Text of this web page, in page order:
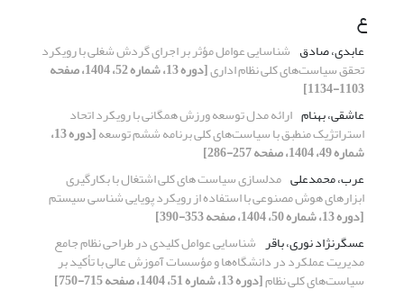
ع
عابدی، صادق شناسایی عوامل مؤثر بر اجرای گردش شغلی با رویکرد
تحقق سیاست‌های کلی نظام اداری [دوره 13، شماره 52، 1404، صفحه
1103-1134]
عاشقی، بهنام ارائه مدل توسعه ورزش همگانی با رویکرد اتحاد
استراتژیک منطبق با سیاست‌های کلی برنامه ششم توسعه [دوره 13،
شماره 49، 1404، صفحه 257-286]
عرب، محمدعلی مدلسازی سیاست های کلی اشتغال با بکارگیری
ابزارهای هوش مصنوعی با استفاده از رویکرد پویایی شناسی سیستم
[دوره 13، شماره 50، 1404، صفحه 353-390]
عسگرنژاد نوری، باقر شناسایی عوامل کلیدی در طراحی نظام جامع
مدیریت عملکرد در دانشگاه‌ها و مؤسسات آموزش عالی با تأکید بر
سیاست‌های کلی نظام[دوره 13، شماره 51، 1404، صفحه 715-750]